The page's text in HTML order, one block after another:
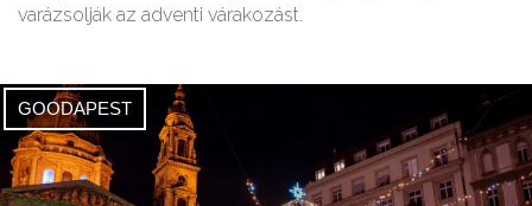
varázsolják az adventi várakozást.
GOODAPEST